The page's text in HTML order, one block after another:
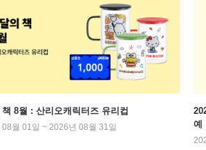
책 8월 : 산리오캐릭터즈 유리컵
월 01일 ~ 2026년 08월 31일
예